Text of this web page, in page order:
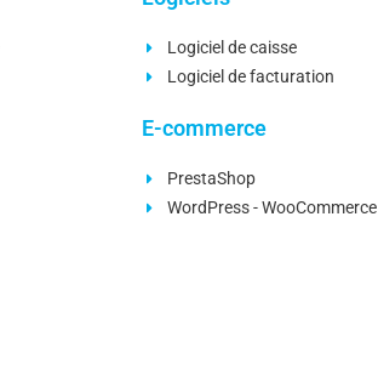
Logiciel de caisse
Logiciel de facturation
E-commerce
PrestaShop
WordPress - WooCommerce